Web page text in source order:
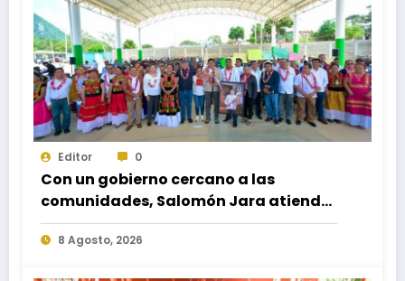
Editor 0
Con un gobierno cercano a las
comunidades, Salomón Jara atiende
necesidades apremiantes de San
Miguel Tenango
8 Agosto, 2026